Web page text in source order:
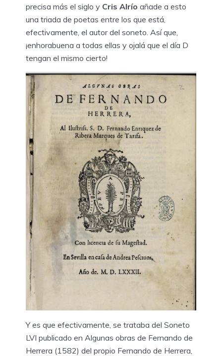
precisa más el siglo y Cris Alrío añade a esto
una triada de poetas entre los que está,
efectivamente, el autor del soneto. Así que,
¡enhorabuena a todas ellas y ojalá que el día D
tengan el mismo cierto!
Y es que efectivamente, se trataba del Soneto
LVI publicado en Algunas obras de Fernando de
Herrera (1582) del propio Fernando de Herrera,